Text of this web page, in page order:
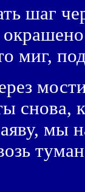
шаг
миг,
снова,
мы